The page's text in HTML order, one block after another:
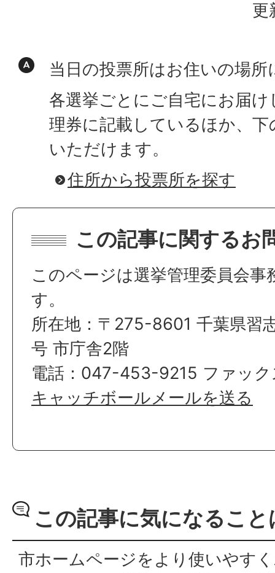
更
当日の投票所はお住いの場
各選挙ごとにご自宅にお届
理券に記載しているほか、
いただけます。
住所から投票所を探す
この記事に関するお
このページは選挙管理委員会
す。
所在地：〒275-8601 千葉県習
号 市庁舎2階
電話：047-453-9215 ファッ
キャッチボールメールを送る
この記事に気になるこ
市ホームページをより使いやす